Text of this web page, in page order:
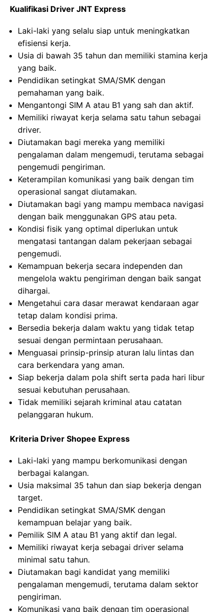
Kualifikasi Driver JNT Express
Laki-laki yang selalu siap untuk meningkatkan
efisiensi kerja.
Usia di bawah 35 tahun dan memiliki stamina kerja
yang baik.
Pendidikan setingkat SMA/SMK dengan
pemahaman yang baik.
Mengantongi SIM A atau B1 yang sah dan aktif.
Memiliki riwayat kerja selama satu tahun sebagai
driver.
Diutamakan bagi mereka yang memiliki
pengalaman dalam mengemudi, terutama sebagai
pengemudi pengiriman.
Keterampilan komunikasi yang baik dengan tim
operasional sangat diutamakan.
Diutamakan bagi yang mampu membaca navigasi
dengan baik menggunakan GPS atau peta.
Kondisi fisik yang optimal diperlukan untuk
mengatasi tantangan dalam pekerjaan sebagai
pengemudi.
Kemampuan bekerja secara independen dan
mengelola waktu pengiriman dengan baik sangat
dihargai.
Mengetahui cara dasar merawat kendaraan agar
tetap dalam kondisi prima.
Bersedia bekerja dalam waktu yang tidak tetap
sesuai dengan permintaan perusahaan.
Menguasai prinsip-prinsip aturan lalu lintas dan
cara berkendara yang aman.
Siap bekerja dalam pola shift serta pada hari libur
sesuai kebutuhan perusahaan.
Tidak memiliki sejarah kriminal atau catatan
pelanggaran hukum.
Kriteria Driver Shopee Express
Laki-laki yang mampu berkomunikasi dengan
berbagai kalangan.
Usia maksimal 35 tahun dan siap bekerja dengan
target.
Pendidikan setingkat SMA/SMK dengan
kemampuan belajar yang baik.
Pemilik SIM A atau B1 yang aktif dan legal.
Memiliki riwayat kerja sebagai driver selama
minimal satu tahun.
Diutamakan bagi kandidat yang memiliki
pengalaman mengemudi, terutama dalam sektor
pengiriman.
Komunikasi yang baik dengan tim operasional